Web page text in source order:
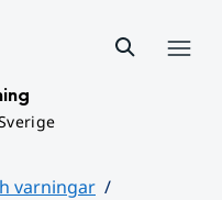
varningar